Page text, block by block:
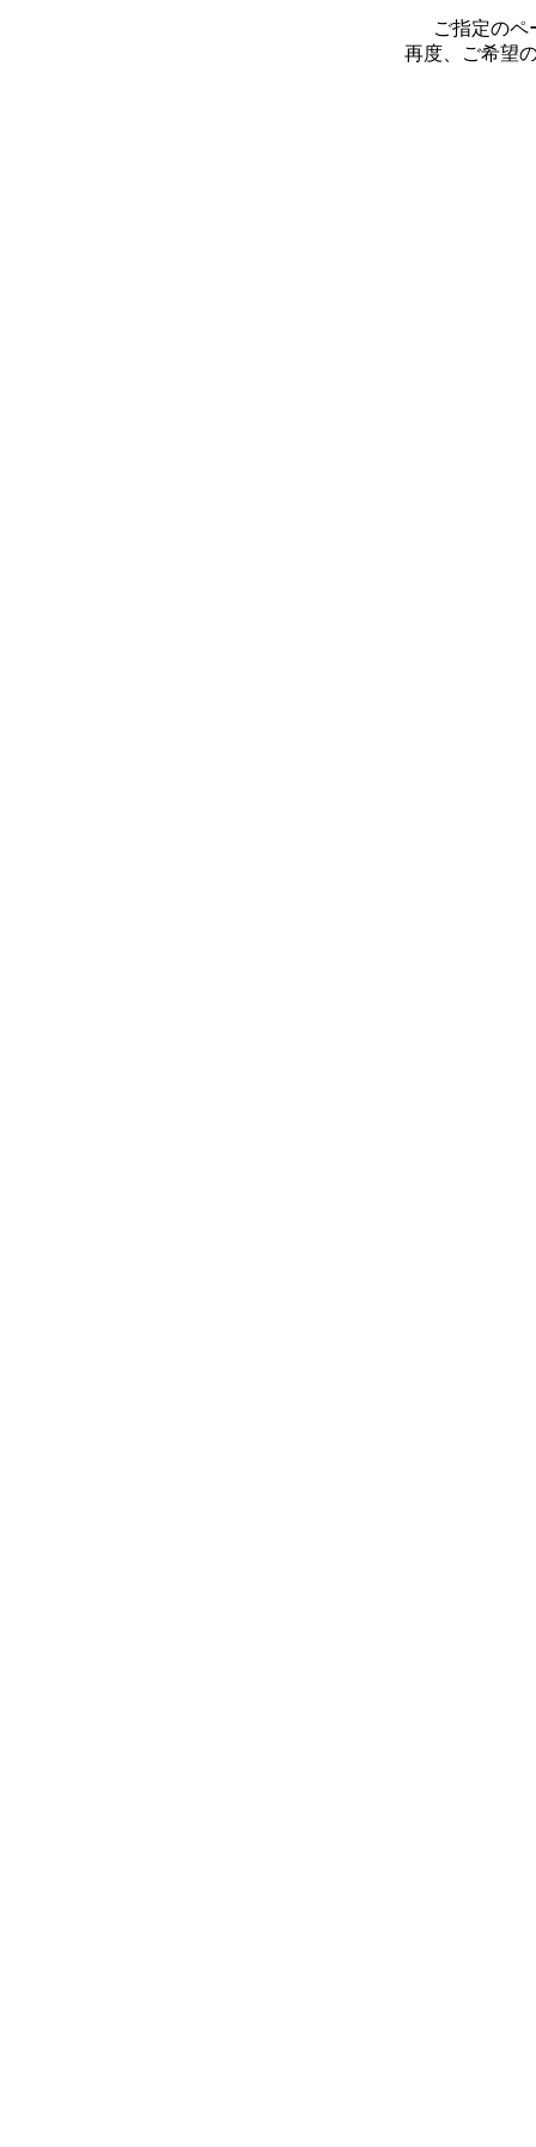
ご指定のペ
再度、ご希望